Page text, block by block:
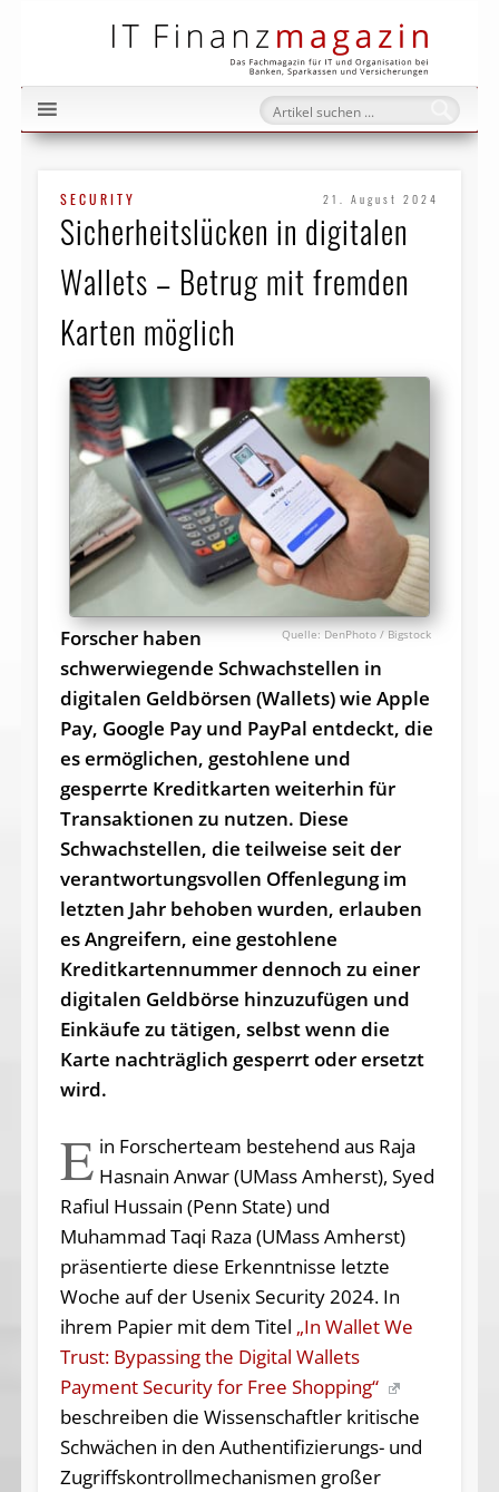
SECURITY 21. August 2024
Sicherheitslücken in digitalen
Wallets – Betrug mit fremden
Karten möglich
DenPhoto / Bigstock
Forscher haben
schwerwiegende Schwachstellen in
digitalen Geldbörsen (Wallets) wie Apple
Pay, Google Pay und PayPal entdeckt, die
es ermöglichen, gestohlene und
gesperrte Kreditkarten weiterhin für
Transaktionen zu nutzen. Diese
Schwachstellen, die teilweise seit der
verantwortungsvollen Offenlegung im
letzten Jahr behoben wurden, erlauben
es Angreifern, eine gestohlene
Kreditkartennummer dennoch zu einer
digitalen Geldbörse hinzuzufügen und
Einkäufe zu tätigen, selbst wenn die
Karte nachträglich gesperrt oder ersetzt
wird.
E in Forscherteam bestehend aus Raja
Hasnain Anwar (UMass Amherst), Syed
Rafiul Hussain (Penn State) und
Muhammad Taqi Raza (UMass Amherst)
präsentierte diese Erkenntnisse letzte
Woche auf der Usenix Security 2024. In
ihrem Papier mit dem Titel „In Wallet We
Trust: Bypassing the Digital Wallets
Payment Security for Free Shopping“
beschreiben die Wissenschaftler kritische
Schwächen in den Authentifizierungs- und
Zugriffskontrollmechanismen großer